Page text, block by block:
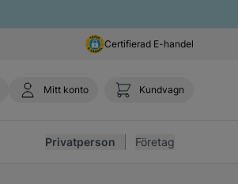
Certifierad E-handel
Mitt konto Kundvagn
Privatperson Företag